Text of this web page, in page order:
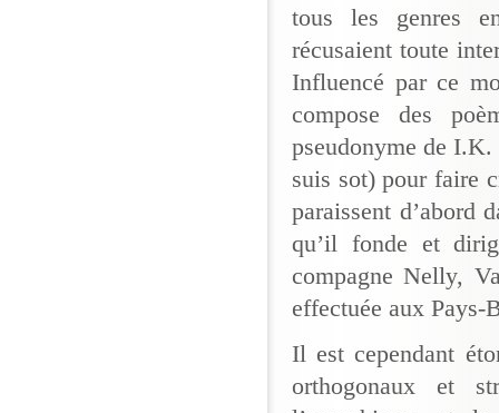
tous les genres
récusaient toute
Influencé par ce
compose des
pseudonyme de I.K.
suis sot) pour faire
paraissent d’abord
qu’il fonde et
compagne Nelly,
effectuée aux Pays-
Il est cependant
orthogonaux et